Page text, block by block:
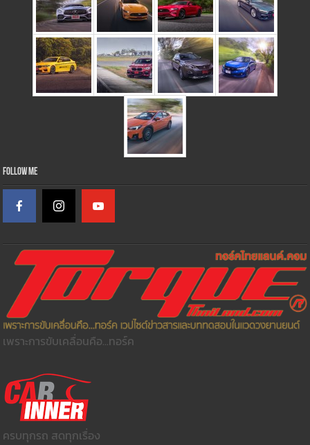
Follow Me
เพราะการขับเคลื่อนคือ...ทอร์ค
ครบทุกรถ สดทุกเรื่อง